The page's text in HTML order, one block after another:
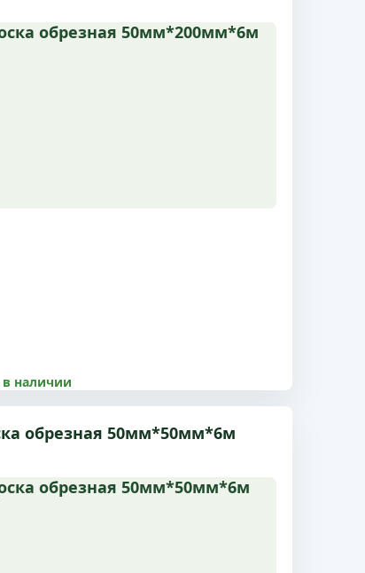
в наличии
р
50x200x6 м, 1 сорт, с доставкой по
обрезная 50мм*50мм*6м